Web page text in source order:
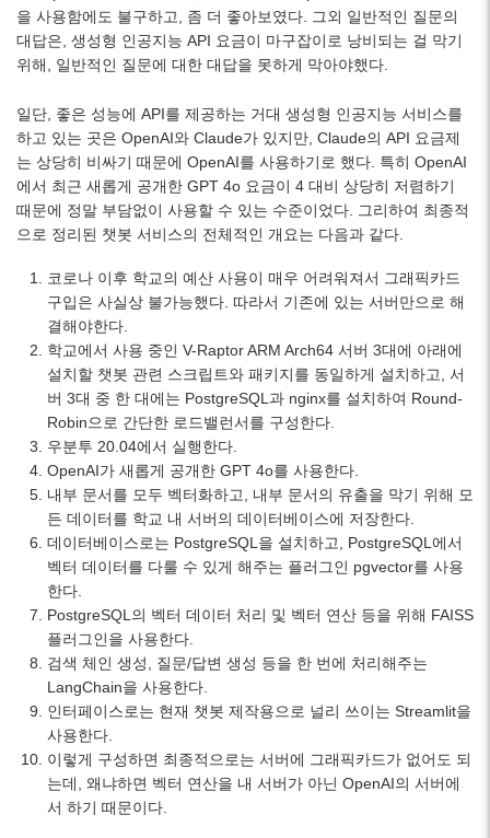
을 사용함에도 불구하고, 좀 더 좋아보였다. 그외 일반적인 질문의
대답은, 생성형 인공지능 API 요금이 마구잡이로 낭비되는 걸 막기
위해, 일반적인 질문에 대한 대답을 못하게 막아야했다.
일단, 좋은 성능에 API를 제공하는 거대 생성형 인공지능 서비스를
하고 있는 곳은 OpenAI와 Claude가 있지만, Claude의 API 요금제
는 상당히 비싸기 때문에 OpenAI를 사용하기로 했다. 특히 OpenAI
에서 최근 새롭게 공개한 GPT 4o 요금이 4 대비 상당히 저렴하기
때문에 정말 부담없이 사용할 수 있는 수준이었다. 그리하여 최종적
으로 정리된 챗봇 서비스의 전체적인 개요는 다음과 같다.
코로나 이후 학교의 예산 사용이 매우 어려워져서 그래픽카드
구입은 사실상 불가능했다. 따라서 기존에 있는 서버만으로 해
결해야한다.
학교에서 사용 중인 V-Raptor ARM Arch64 서버 3대에 아래에
설치할 챗봇 관련 스크립트와 패키지를 동일하게 설치하고, 서
버 3대 중 한 대에는 PostgreSQL과 nginx를 설치하여 Round-
Robin으로 간단한 로드밸런서를 구성한다.
우분투 20.04에서 실행한다.
OpenAI가 새롭게 공개한 GPT 4o를 사용한다.
내부 문서를 모두 벡터화하고, 내부 문서의 유출을 막기 위해 모
든 데이터를 학교 내 서버의 데이터베이스에 저장한다.
데이터베이스로는 PostgreSQL을 설치하고, PostgreSQL에서
벡터 데이터를 다룰 수 있게 해주는 플러그인 pgvector를 사용
한다.
PostgreSQL의 벡터 데이터 처리 및 벡터 연산 등을 위해 FAISS
플러그인을 사용한다.
검색 체인 생성, 질문/답변 생성 등을 한 번에 처리해주는
LangChain을 사용한다.
인터페이스로는 현재 챗봇 제작용으로 널리 쓰이는 Streamlit을
사용한다.
이렇게 구성하면 최종적으로는 서버에 그래픽카드가 없어도 되
는데, 왜냐하면 벡터 연산을 내 서버가 아닌 OpenAI의 서버에
서 하기 때문이다.